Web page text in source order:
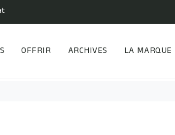
OFFRIR ARCHIVES LA MARQUE